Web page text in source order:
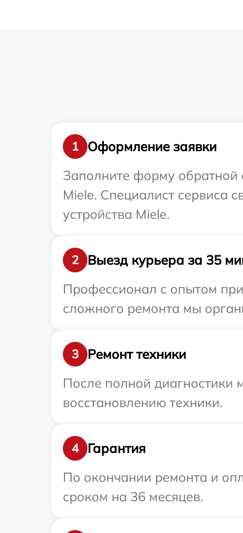
1
Оформление заявки
Заполните форму обратной
Miele. Специалист сервиса
устройства Miele.
2
Выезд курьера за 35
Профессионал с опытом
сложного ремонта мы
3
Ремонт техники
После полной диагностики
восстановлению техники.
4
Гарантия
По окончании ремонта и
сроком на 36 месяцев.